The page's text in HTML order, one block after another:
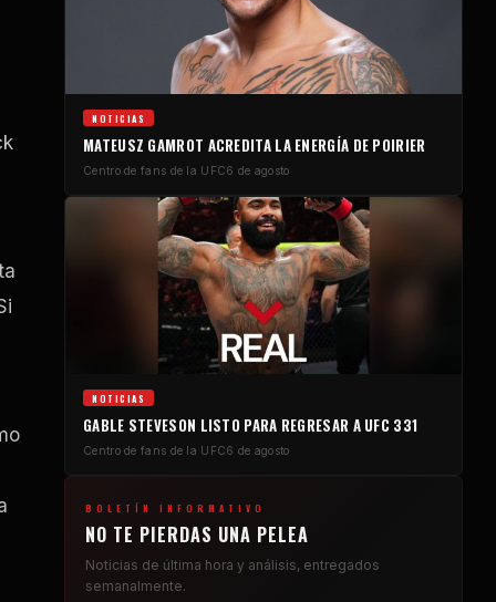
NOTICIAS
MATEUSZ GAMROT ACREDITA LA ENERGÍA DE POIRIER
Centro de fans de la UFC6 de agosto
NOTICIAS
GABLE STEVESON LISTO PARA REGRESAR A UFC 331
Centro de fans de la UFC6 de agosto
BOLETÍN INFORMATIVO
NO TE PIERDAS UNA PELEA
Noticias de última hora y análisis, entregados
semanalmente.